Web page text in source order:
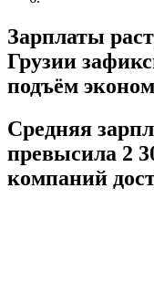
Зарплаты
Грузии
подъём
Средняя
превысила 2
компаний